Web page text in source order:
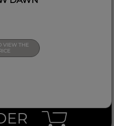
VIEW THE